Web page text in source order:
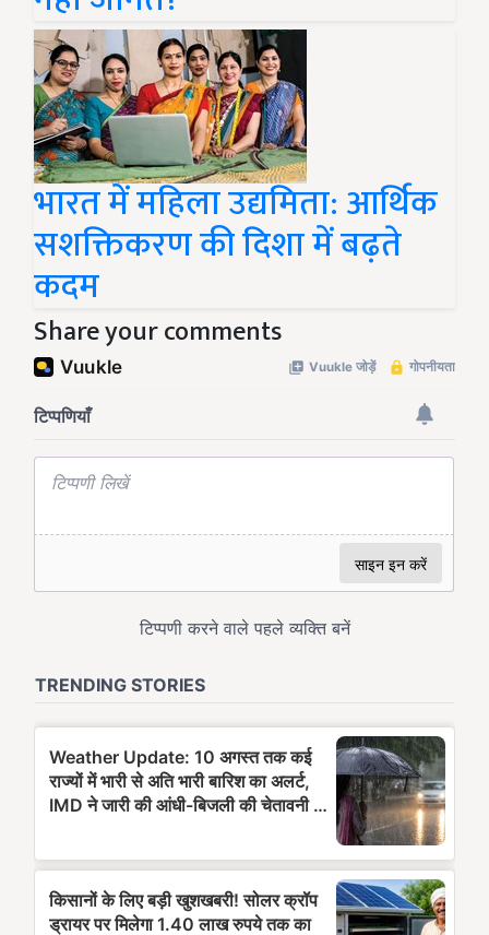
भारत में महिला उद्यमिता: आर्थिक
सशक्तिकरण की दिशा में बढ़ते
कदम
Share your comments